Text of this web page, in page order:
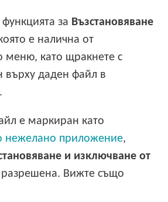
за Възстановяване
е налична от
меню, като щракнете с
върху даден файл в
е маркиран като
нежелано приложение,
и изключване от
Вижте също